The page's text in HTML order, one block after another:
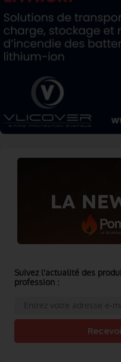
Suivez l'actualité des
profession :